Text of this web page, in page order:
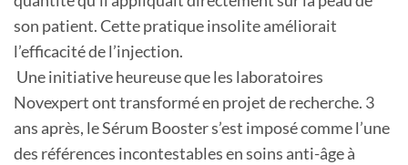
son patient. Cette pratique insolite améliorait
l’efficacité de l’injection.
Une initiative heureuse que les laboratoires
Novexpert ont transformé en projet de recherche. 3
ans après, le Sérum Booster s’est imposé comme l’une
des références incontestables en soins anti-âge à